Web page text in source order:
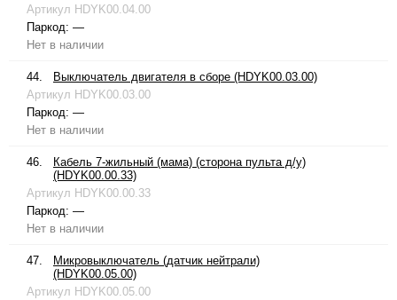
Артикул HDYK00.04.00
Паркод: —
Нет в наличии
44.
Выключатель двигателя в сборе (HDYK00.03.00)
Артикул HDYK00.03.00
Паркод: —
Нет в наличии
46.
Кабель 7-жильный (мама) (сторона пульта д/у)
(HDYK00.00.33)
Артикул HDYK00.00.33
Паркод: —
Нет в наличии
47.
Микровыключатель (датчик нейтрали)
(HDYK00.05.00)
Артикул HDYK00.05.00